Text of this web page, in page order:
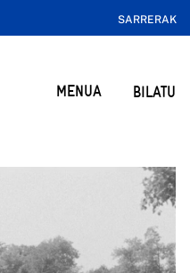
SARRERAK
MENUA BILATU